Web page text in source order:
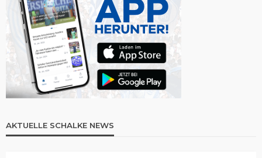
AKTUELLE SCHALKE NEWS